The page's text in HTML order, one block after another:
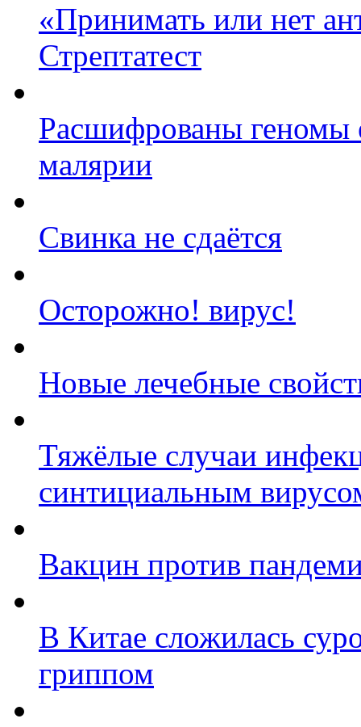
«Принимать или нет
Стрептатест
Расшифрованы геномы
малярии
Свинка не сдаётся
Осторожно! вирус!
Новые лечебные
Тяжёлые случаи
синтициальным
Вакцин против
В Китае сложилась
гриппом